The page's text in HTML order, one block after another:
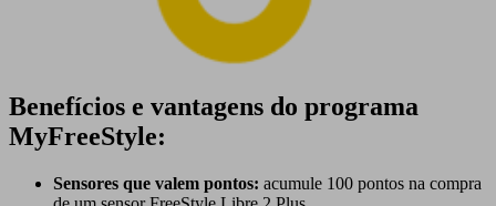
Benefícios e vantagens do programa
MyFreeStyle:
Sensores que valem pontos: acumule 100 pontos na compra